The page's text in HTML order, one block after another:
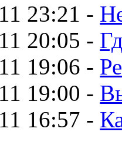
23:21 -
20:05 -
19:06 -
19:00 -
16:57 -